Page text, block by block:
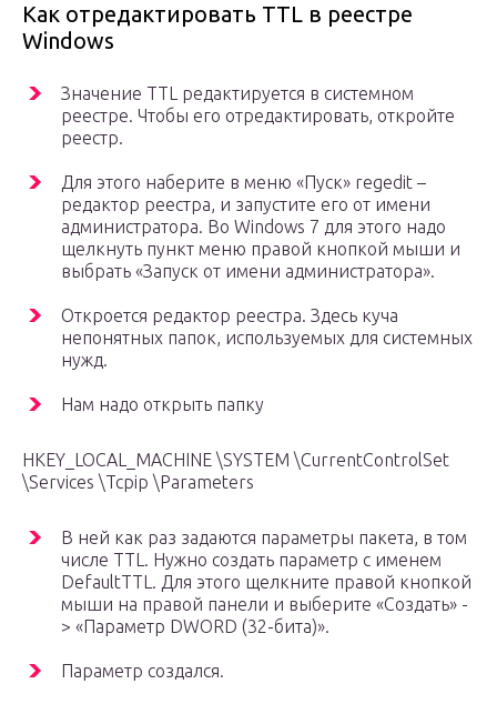
Как отредактировать TTL в реестре
Windows
Значение TTL редактируется в системном
реестре. Чтобы его отредактировать, откройте
реестр.
Для этого наберите в меню «Пуск» regedit –
редактор реестра, и запустите его от имени
администратора. Во Windows 7 для этого надо
щелкнуть пункт меню правой кнопкой мыши и
выбрать «Запуск от имени администратора».
Откроется редактор реестра. Здесь куча
непонятных папок, используемых для системных
нужд.
Нам надо открыть папку
HKEY_LOCAL_MACHINE \SYSTEM \CurrentControlSet
\Services \Tcpip \Parameters
В ней как раз задаются параметры пакета, в том
числе TTL. Нужно создать параметр с именем
DefaultTTL. Для этого щелкните правой кнопкой
мыши на правой панели и выберите «Создать» -
> «Параметр DWORD (32-бита)».
Параметр создался.